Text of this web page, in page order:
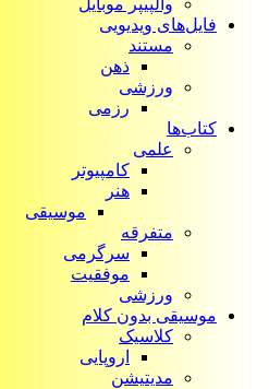
والپیپر موبایل
فایل‌های ویدیویی
مستند
ذهن
ورزشی
رزمی
کتاب‌ها
علمی
کامپیوتر
هنر
موسیقی
متفرقه
سرگرمی
موفقیت
ورزشی
موسیقی بدون کلام
کلاسیک
اروپایی
مدیتیشن